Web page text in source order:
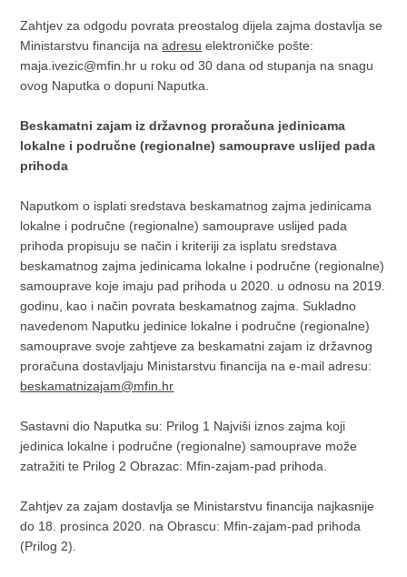
Zahtjev za odgodu povrata preostalog dijela zajma dostavlja se
Ministarstvu financija naadresu elektroničke pošte:
maja.ivezic@mfin.hr u roku od 30 dana od stupanja na snagu
ovog Naputka o dopuni Naputka.
Beskamatni zajam iz državnog proračuna jedinicama
lokalne i područne (regionalne) samouprave uslijed pada
prihoda
Naputkom o isplati sredstava beskamatnog zajma jedinicama
lokalne i područne (regionalne) samouprave uslijed pada
prihoda propisuju se način i kriteriji za isplatu sredstava
beskamatnog zajma jedinicama lokalne i područne (regionalne)
samouprave koje imaju pad prihoda u 2020. u odnosu na 2019.
godinu, kao i način povrata beskamatnog zajma. Sukladno
navedenom Naputku jedinice lokalne i područne (regionalne)
samouprave svoje zahtjeve za beskamatni zajam iz državnog
proračuna dostavljaju Ministarstvu financija na e-mail adresu:
beskamatnizajam@mfin.hr
Sastavni dio Naputka su: Prilog 1 Najviši iznos zajma koji
jedinica lokalne i područne (regionalne) samouprave može
zatražiti te Prilog 2 Obrazac: Mfin-zajam-pad prihoda.
Zahtjev za zajam dostavlja se Ministarstvu financija najkasnije
do 18. prosinca 2020. na Obrascu: Mfin-zajam-pad prihoda
(Prilog 2).